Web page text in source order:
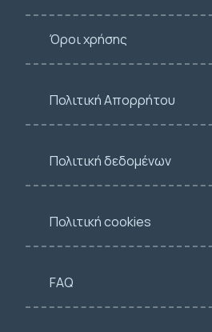
Όροι χρήσης
Πολιτική Απορρήτου
Πολιτική δεδομένων
Πολιτική cookies
FAQ